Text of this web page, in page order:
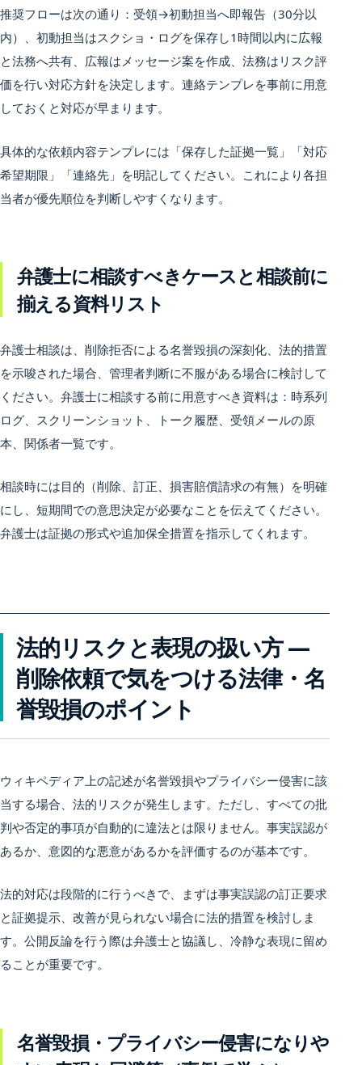
推奨フローは次の通り：受領→初動担当へ即報告（30分以
内）、初動担当はスクショ・ログを保存し1時間以内に広報
と法務へ共有、広報はメッセージ案を作成、法務はリスク評
価を行い対応方針を決定します。連絡テンプレを事前に用意
しておくと対応が早まります。
具体的な依頼内容テンプレには「保存した証拠一覧」「対応
希望期限」「連絡先」を明記してください。これにより各担
当者が優先順位を判断しやすくなります。
弁護士に相談すべきケースと相談前に
揃える資料リスト
弁護士相談は、削除拒否による名誉毀損の深刻化、法的措置
を示唆された場合、管理者判断に不服がある場合に検討して
ください。弁護士に相談する前に用意すべき資料は：時系列
ログ、スクリーンショット、トーク履歴、受領メールの原
本、関係者一覧です。
相談時には目的（削除、訂正、損害賠償請求の有無）を明確
にし、短期間での意思決定が必要なことを伝えてください。
弁護士は証拠の形式や追加保全措置を指示してくれます。
法的リスクと表現の扱い方 —
削除依頼で気をつける法律・名
誉毀損のポイント
ウィキペディア上の記述が名誉毀損やプライバシー侵害に該
当する場合、法的リスクが発生します。ただし、すべての批
判や否定的事項が自動的に違法とは限りません。事実誤認が
あるか、意図的な悪意があるかを評価するのが基本です。
法的対応は段階的に行うべきで、まずは事実誤認の訂正要求
と証拠提示、改善が見られない場合に法的措置を検討しま
す。公開反論を行う際は弁護士と協議し、冷静な表現に留め
ることが重要です。
名誉毀損・プライバシー侵害になりや